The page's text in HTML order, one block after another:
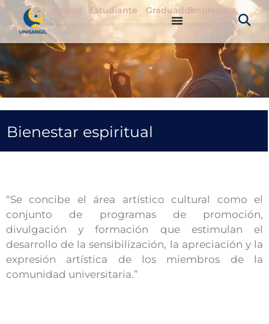
Aspirante Estudiante GraduadosEmpleados
Bienestar espiritual
“Se concibe el área artístico cultural como el
conjunto de programas de promoción,
divulgación y formación que estimulan el
desarrollo de la sensibilización, la apreciación y la
expresión artística de los miembros de la
comunidad universitaria.”